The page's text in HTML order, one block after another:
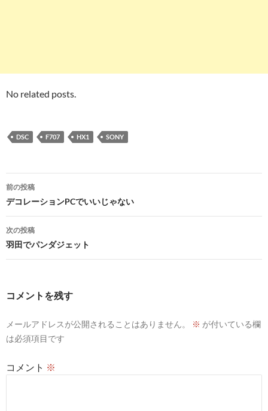
No related posts.
DSC F707 HX1 SONY
投
稿
ナ
ビ
ゲ
ョ
前の投稿
デコレーションPCでいいじゃない
次の投稿
羽田でパンダジェット
コメントを残す
メールアドレスが公開されることはありません。 ※ が付いている欄
は必須項目です
コメント ※